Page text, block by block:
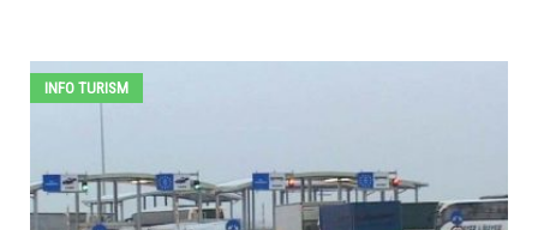
INFO TURISM